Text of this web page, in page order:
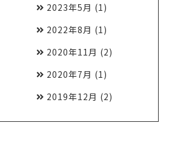
2023年5月 (1)
2022年8月 (1)
2020年11月 (2)
2020年7月 (1)
2019年12月 (2)